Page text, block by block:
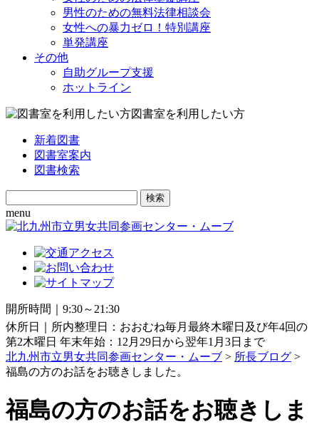
男性のための無料法律相談会
女性への暴力ゼロ！特別講座
単発講座
その他
自助グループ支援
ホットライン
図書室を利用したい方
新着図書
図書室案内
図書検索
Search
for:
menu
開所時間｜9:30～21:30
休所日｜所内整理日：おおむね毎月最終木曜日及び年4回の
第2木曜日 年末年始：12月29日から翌年1月3日まで
北九州市立男女共同参画センター・ムーブ > 所長ブログ >
福島の方のお話をお聴きしました。
福島の方のお話をお聴きしま